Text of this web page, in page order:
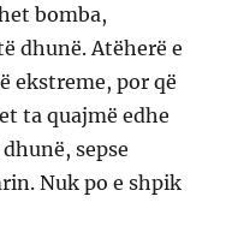
bomba,
dhunë. Atëherë e
ekstreme, por që
ta quajmë edhe
sepse
Nuk po e shpik